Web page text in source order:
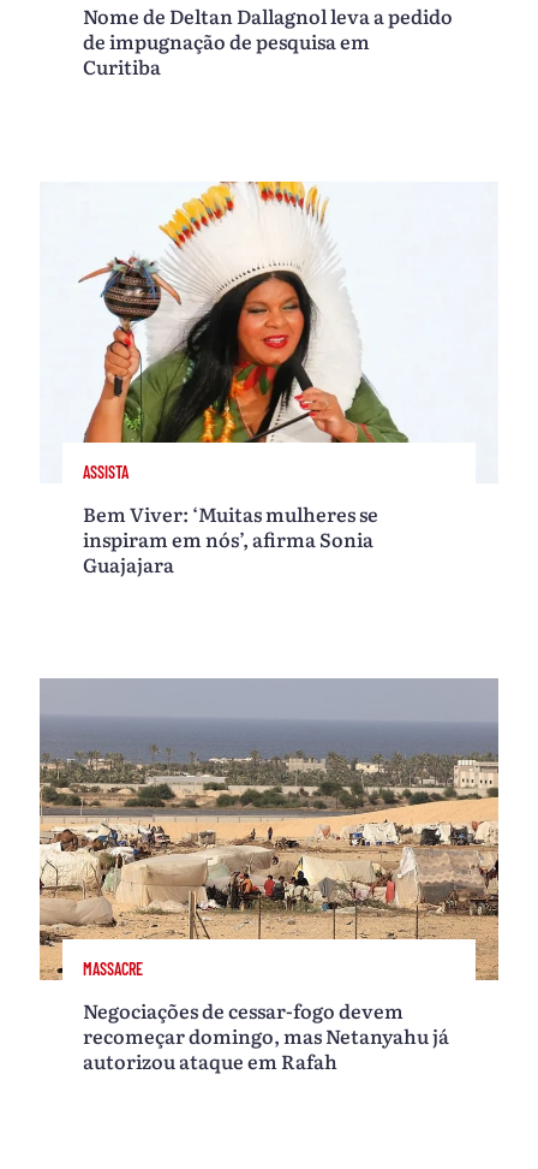
Nome de Deltan Dallagnol leva a pedido
de impugnação de pesquisa em
Curitiba
ASSISTA
Bem Viver: ‘Muitas mulheres se
inspiram em nós’, afirma Sonia
Guajajara
MASSACRE
Negociações de cessar-fogo devem
recomeçar domingo, mas Netanyahu já
autorizou ataque em Rafah